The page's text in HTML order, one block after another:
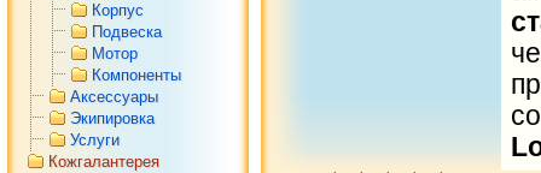
Корпус
Подвеска
Мотор
Компоненты
Аксессуары
Экипировка
Услуги
Кожгалантерея